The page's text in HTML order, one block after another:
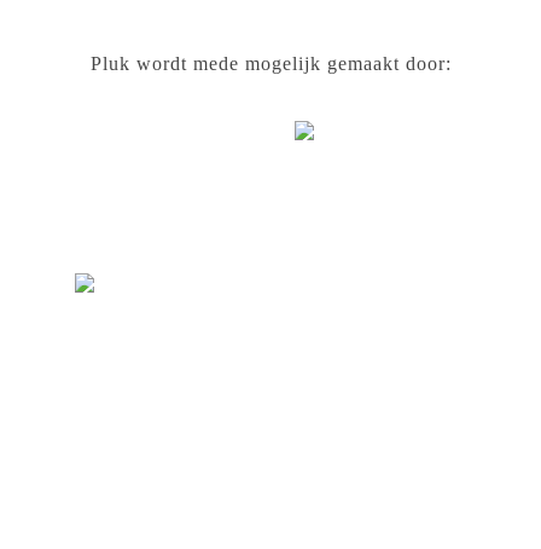
Pluk wordt mede mogelijk gemaakt door: